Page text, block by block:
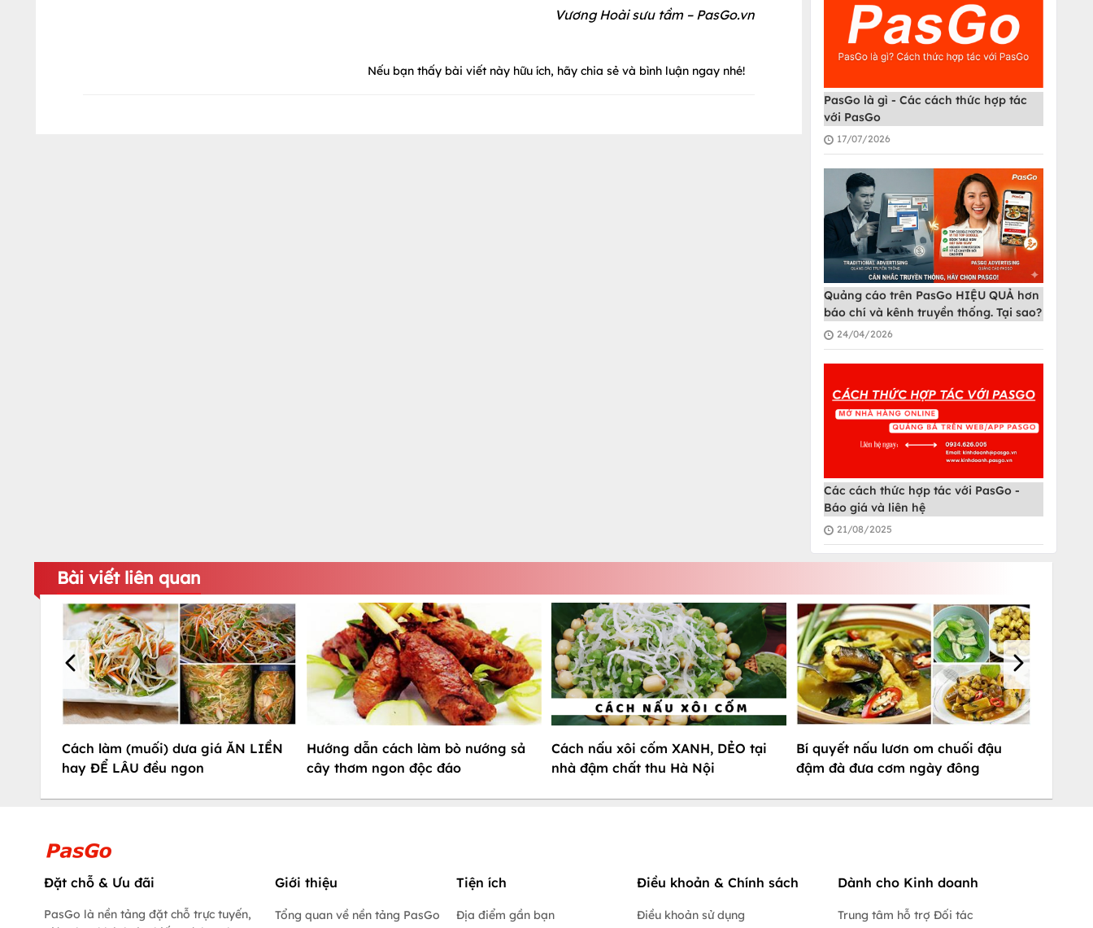
Vương Hoài sưu tầm – PasGo.vn
Nếu bạn thấy bài viết này hữu ích, hãy chia sẻ và bình luận ngay nhé!
PasGo là gì - Các cách thức hợp tác
với PasGo
17/07/2026
Quảng cáo trên PasGo HIỆU QUẢ hơn
báo chí và kênh truyền thống. Tại sao?
24/04/2026
Các cách thức hợp tác với PasGo -
Báo giá và liên hệ
21/08/2025
Bài viết liên quan
Cách làm (muối) dưa giá ĂN LIỀN
hay ĐỂ LÂU đều ngon
Hướng dẫn cách làm bò nướng sả
cây thơm ngon độc đáo
Cách nấu xôi cốm XANH, DẺO tại
nhà đậm chất thu Hà Nội
Bí quyết nấu lươn om chuối đậu
đậm đà đưa cơm ngày đông
Đặt chỗ & Ưu đãi
PasGo là nền tảng đặt chỗ trực tuyến,
Giới thiệu
Tổng quan về nền tảng PasGo
Tiện ích
Địa điểm gần bạn
Điều khoản & Chính sách
Điều khoản sử dụng
Dành cho Kinh doanh
Trung tâm hỗ trợ Đối tác